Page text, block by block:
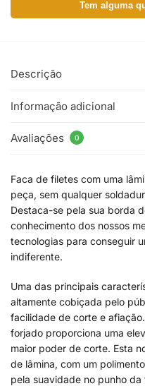
Tem alguma
Descrição
Informação adicional
Avaliações 0
Faca de filetes com uma
peça, sem qualquer
Destaca-se pela sua borda
conhecimento dos nossos
tecnologias para conseguir
indiferente.
Uma das principais
altamente cobiçada pelo
facilidade de corte e
forjado proporciona uma
maior poder de corte. Esta
de lâmina, com um
pela suavidade no punho da